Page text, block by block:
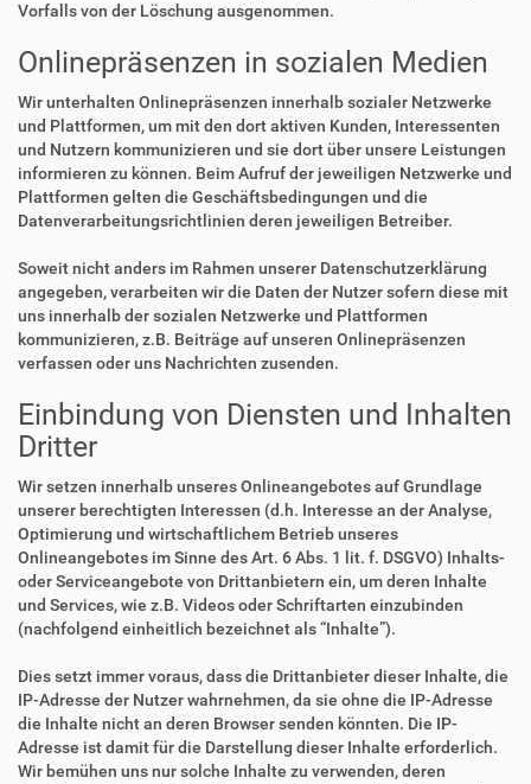
Vorfalls von der Löschung ausgenommen.
Onlinepräsenzen in sozialen Medien
Wir unterhalten Onlinepräsenzen innerhalb sozialer Netzwerke
und Plattformen, um mit den dort aktiven Kunden, Interessenten
und Nutzern kommunizieren und sie dort über unsere Leistungen
informieren zu können. Beim Aufruf der jeweiligen Netzwerke und
Plattformen gelten die Geschäftsbedingungen und die
Datenverarbeitungsrichtlinien deren jeweiligen Betreiber.
Soweit nicht anders im Rahmen unserer Datenschutzerklärung
angegeben, verarbeiten wir die Daten der Nutzer sofern diese mit
uns innerhalb der sozialen Netzwerke und Plattformen
kommunizieren, z.B. Beiträge auf unseren Onlinepräsenzen
verfassen oder uns Nachrichten zusenden.
Einbindung von Diensten und Inhalten
Dritter
Wir setzen innerhalb unseres Onlineangebotes auf Grundlage
unserer berechtigten Interessen (d.h. Interesse an der Analyse,
Optimierung und wirtschaftlichem Betrieb unseres
Onlineangebotes im Sinne des Art. 6 Abs. 1 lit. f. DSGVO) Inhalts-
oder Serviceangebote von Drittanbietern ein, um deren Inhalte
und Services, wie z.B. Videos oder Schriftarten einzubinden
(nachfolgend einheitlich bezeichnet als “Inhalte”).
Dies setzt immer voraus, dass die Drittanbieter dieser Inhalte, die
IP-Adresse der Nutzer wahrnehmen, da sie ohne die IP-Adresse
die Inhalte nicht an deren Browser senden könnten. Die IP-
Adresse ist damit für die Darstellung dieser Inhalte erforderlich.
Wir bemühen uns nur solche Inhalte zu verwenden, deren